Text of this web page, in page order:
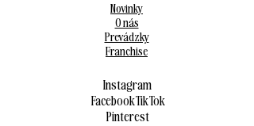
Novinky
O nás
Prevádzky
Franchise
Instagram
FacebookTik Tok
Pinterest